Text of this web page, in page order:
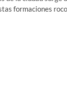
formaciones